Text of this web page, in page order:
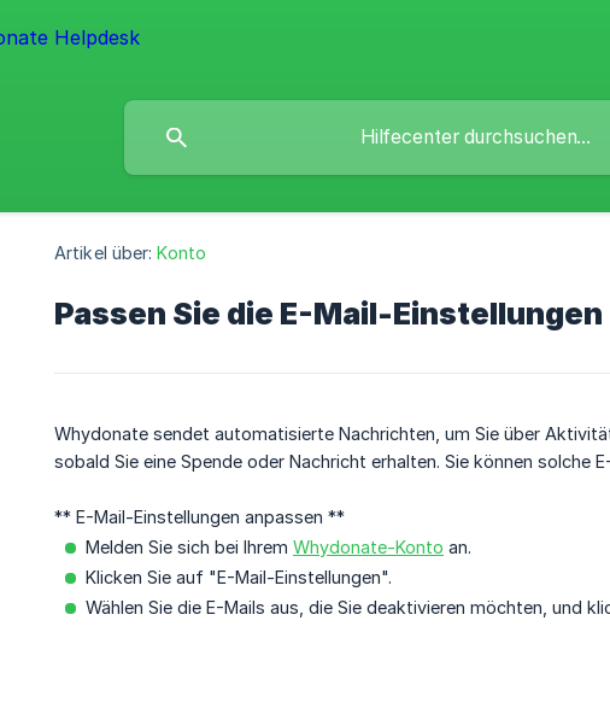
Artikel über: Konto
Passen Sie die E-Mail-Einstellungen
Whydonate sendet automatisierte Nachrichten, um Sie über
sobald Sie eine Spende oder Nachricht erhalten. Sie können solche
** E-Mail-Einstellungen anpassen **
Melden Sie sich bei Ihrem Whydonate-Konto an.
Klicken Sie auf "E-Mail-Einstellungen".
Wählen Sie die E-Mails aus, die Sie deaktivieren möchten, und